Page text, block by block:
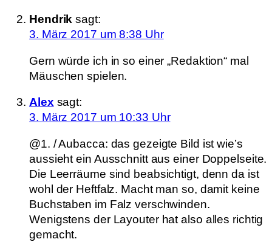
Hendrik sagt:
3. März 2017 um 8:38 Uhr
Gern würde ich in so einer „Redaktion“ mal
Mäuschen spielen.
Alex sagt:
3. März 2017 um 10:33 Uhr
@1. / Aubacca: das gezeigte Bild ist wie’s
aussieht ein Ausschnitt aus einer Doppelseite.
Die Leerräume sind beabsichtigt, denn da ist
wohl der Heftfalz. Macht man so, damit keine
Buchstaben im Falz verschwinden.
Wenigstens der Layouter hat also alles richtig
gemacht.